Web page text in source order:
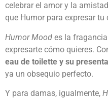
celebrar el amor y la
que Humor para expresar
Humor Mood es la
expresarte cómo quieres.
eau de toilette y su
ya un obsequio perfecto.
Y para damas, igualmente,